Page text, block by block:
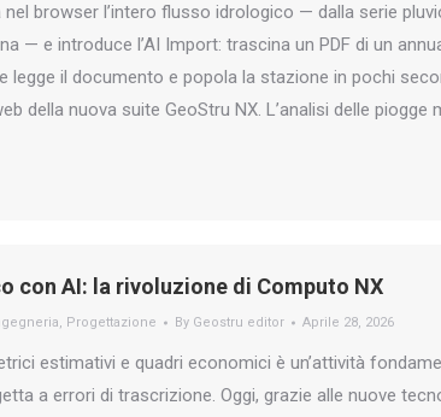
browser l’intero flusso idrologico — dalla serie
— e introduce l’AI Import: trascina un PDF di un
legge il documento e popola la stazione in pochi
della nuova suite GeoStru NX. L’analisi delle piogge
con AI: la rivoluzione di Computo NX
, Progettazione By Geostru editor Aprile 28, 2026
estimativi e quadri economici è un’attività
a errori di trascrizione. Oggi, grazie alle nuove